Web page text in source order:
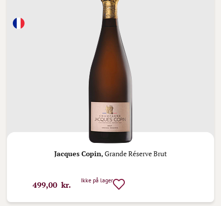
Jacques Copin, Grande Réserve Brut
499,00 kr. Ikke på lager